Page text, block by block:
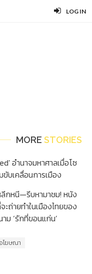
LOG IN
MORE STORIES
อำนาจมหาศาลเมื่อโซ
ขับเคลื่อนการเมือง
กหนี—รีบหามาชม! หนัง
ะถ่ายทำในเมืองไทยของ
ม ‘รักที่ขอนแก่น’
โฆษณา